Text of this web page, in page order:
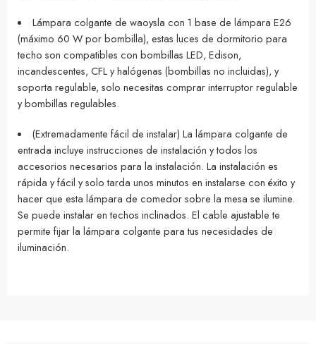
Lámpara colgante de waoysla con 1 base de lámpara E26
(máximo 60 W por bombilla), estas luces de dormitorio para
techo son compatibles con bombillas LED, Edison,
incandescentes, CFL y halógenas (bombillas no incluidas), y
soporta regulable, solo necesitas comprar interruptor regulable
y bombillas regulables.
(Extremadamente fácil de instalar) La lámpara colgante de
entrada incluye instrucciones de instalación y todos los
accesorios necesarios para la instalación. La instalación es
rápida y fácil y solo tarda unos minutos en instalarse con éxito y
hacer que esta lámpara de comedor sobre la mesa se ilumine.
Se puede instalar en techos inclinados. El cable ajustable te
permite fijar la lámpara colgante para tus necesidades de
iluminación.